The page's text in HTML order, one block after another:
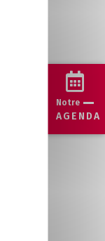
Notre
AGENDA